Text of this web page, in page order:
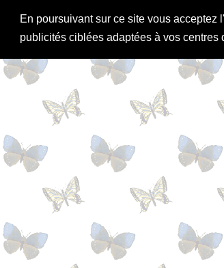
En poursuivant sur ce site vous
publicités ciblées adaptées à vos centres